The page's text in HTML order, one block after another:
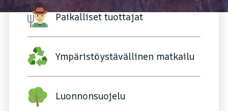
Paikalliset tuottajat
Ympäristöystävällinen matkailu
Luonnonsuojelu